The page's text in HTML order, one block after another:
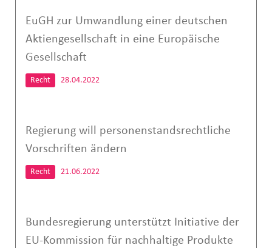
EuGH zur Umwandlung einer deutschen
Aktiengesellschaft in eine Europäische
Gesellschaft
Recht 28.04.2022
Regierung will personenstandsrechtliche
Vorschriften ändern
Recht 21.06.2022
Bundesregierung unterstützt Initiative der
EU-Kommission für nachhaltige Produkte